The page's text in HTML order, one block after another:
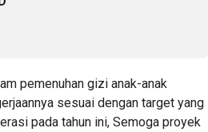
pemenuhan gizi anak-anak
sesuai dengan target yang
pada tahun ini, Semoga proyek